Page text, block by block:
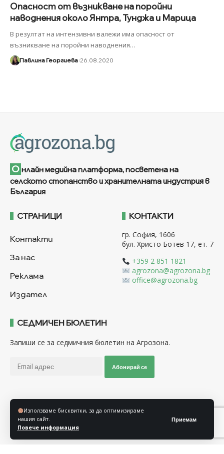
Използваме бисквитки, за да оптимизираме
нашия сайт.
Повече информация
Приемам
Опасност от възникване на поройни
наводнения около Янтра, Тунджа и Марица
В резултат на интензивни валежи има опасност от
възникване на поройни наводнения…
Павлина Георгиева 26.08.2020
О нлайн медийна платформа, посветена на
селското стопанство и хранителната индустрия в
България
СТРАНИЦИ
Контакти
За нас
Реклама
Издател
КОНТАКТИ
гр. София, 1606
бул. Христо Ботев 17, ет. 7
+359 2 851 1821
agrozona@agrozona.bg
office@agrozona.bg
СЕДМИЧЕН БЮЛЕТИН
Запиши се за седмичния бюлетин на Агрозона.
Абонирай се
Последвайте ни